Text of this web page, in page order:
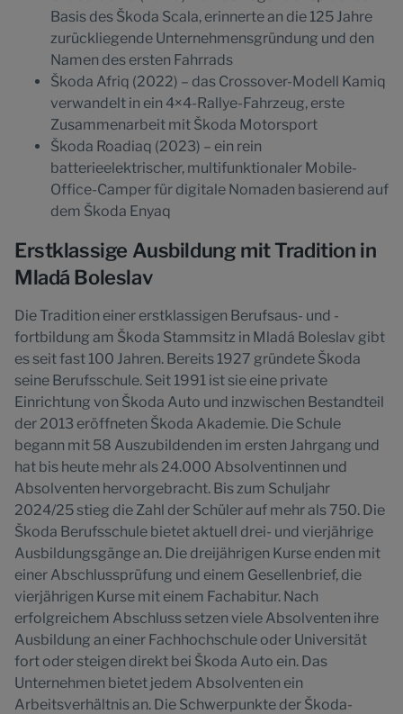
Basis des Škoda Scala, erinnerte an die 125 Jahre
zurückliegende Unternehmensgründung und den
Namen des ersten Fahrrads
Škoda Afriq (2022) – das Crossover-Modell Kamiq
verwandelt in ein 4×4-Rallye-Fahrzeug, erste
Zusammenarbeit mit Škoda Motorsport
Škoda Roadiaq (2023) – ein rein
batterieelektrischer, multifunktionaler Mobile-
Office-Camper für digitale Nomaden basierend auf
dem Škoda Enyaq
Erstklassige Ausbildung mit Tradition in
Mladá Boleslav
Die Tradition einer erstklassigen Berufsaus- und -
fortbildung am Škoda Stammsitz in Mladá Boleslav gibt
es seit fast 100 Jahren. Bereits 1927 gründete Škoda
seine Berufsschule. Seit 1991 ist sie eine private
Einrichtung von Škoda Auto und inzwischen Bestandteil
der 2013 eröffneten Škoda Akademie. Die Schule
begann mit 58 Auszubildenden im ersten Jahrgang und
hat bis heute mehr als 24.000 Absolventinnen und
Absolventen hervorgebracht. Bis zum Schuljahr
2024/25 stieg die Zahl der Schüler auf mehr als 750. Die
Škoda Berufsschule bietet aktuell drei- und vierjährige
Ausbildungsgänge an. Die dreijährigen Kurse enden mit
einer Abschlussprüfung und einem Gesellenbrief, die
vierjährigen Kurse mit einem Fachabitur. Nach
erfolgreichem Abschluss setzen viele Absolventen ihre
Ausbildung an einer Fachhochschule oder Universität
fort oder steigen direkt bei Škoda Auto ein. Das
Unternehmen bietet jedem Absolventen ein
Arbeitsverhältnis an. Die Schwerpunkte der Škoda-